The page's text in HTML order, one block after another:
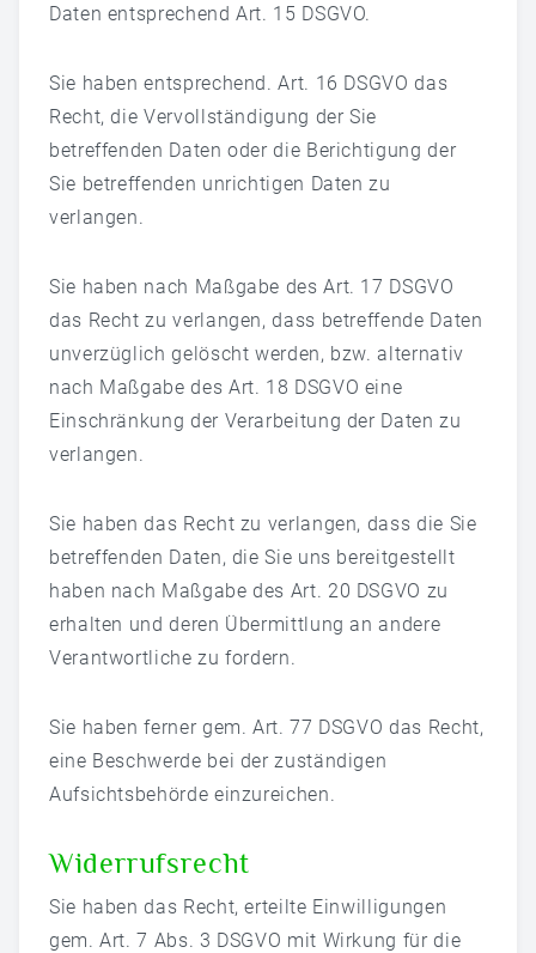
Daten entsprechend Art. 15 DSGVO.
Sie haben entsprechend. Art. 16 DSGVO das
Recht, die Vervollständigung der Sie
betreffenden Daten oder die Berichtigung der
Sie betreffenden unrichtigen Daten zu
verlangen.
Sie haben nach Maßgabe des Art. 17 DSGVO
das Recht zu verlangen, dass betreffende Daten
unverzüglich gelöscht werden, bzw. alternativ
nach Maßgabe des Art. 18 DSGVO eine
Einschränkung der Verarbeitung der Daten zu
verlangen.
Sie haben das Recht zu verlangen, dass die Sie
betreffenden Daten, die Sie uns bereitgestellt
haben nach Maßgabe des Art. 20 DSGVO zu
erhalten und deren Übermittlung an andere
Verantwortliche zu fordern.
Sie haben ferner gem. Art. 77 DSGVO das Recht,
eine Beschwerde bei der zuständigen
Aufsichtsbehörde einzureichen.
Widerrufsrecht
Sie haben das Recht, erteilte Einwilligungen
gem. Art. 7 Abs. 3 DSGVO mit Wirkung für die